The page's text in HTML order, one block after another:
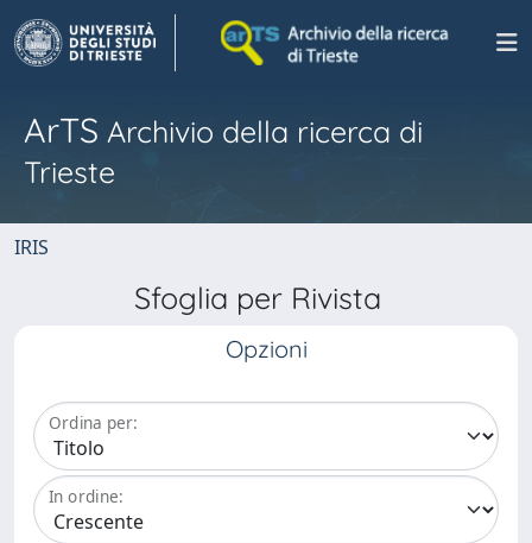
ArTS Archivio della ricerca di
Trieste
IRIS
Sfoglia per Rivista
Opzioni
Ordina per:
In ordine: